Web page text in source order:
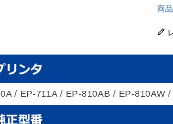
商
/ EP-711A / EP-810AB / EP-810AW